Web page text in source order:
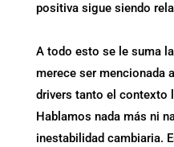
positiva sigue siendo
A todo esto se le suma la
merece ser mencionada
drivers tanto el contexto
Hablamos nada más ni
inestabilidad cambiaria.